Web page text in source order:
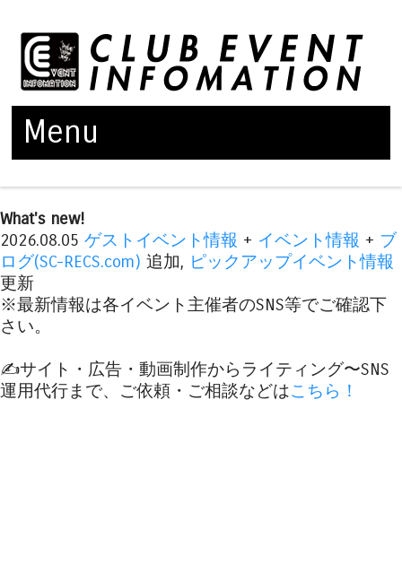
Menu
What's new!
2026.08.05 ゲストイベント情報 + イベント情報 + ブ
ログ(SC-RECS.com) 追加, ピックアップイベント情報
更新
※最新情報は各イベント主催者のSNS等でご確認下
さい。
✍️サイト・広告・動画制作からライティング〜SNS
運用代行まで、ご依頼・ご相談などはこちら！